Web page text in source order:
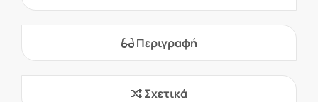
Περιγραφή
Σχετικά